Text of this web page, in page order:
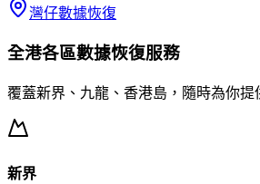
灣仔數據恢復
全港各區數據恢復服務
覆蓋新界、九龍、香港島，隨時為你提
新界